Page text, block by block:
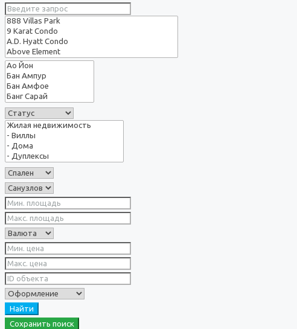
Найти
Сохранить поиск